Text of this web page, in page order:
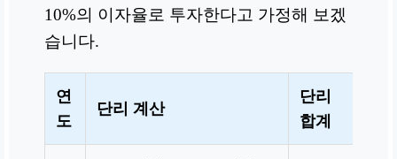
10%의 이자율로 투자한다고 가정해 보겠
습니다.
연
도
단리 계산
단리
합계